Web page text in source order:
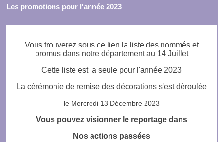
Les promotions pour l'année 2023
Vous trouverez sous ce lien la liste des nommés et
promus dans notre département au 14 Juillet
Cette liste est la seule pour l'année 2023
La cérémonie de remise des décorations s'est déroulée
le Mercredi 13 Décembre 2023
Vous pouvez visionner le reportage dans
Nos actions passées